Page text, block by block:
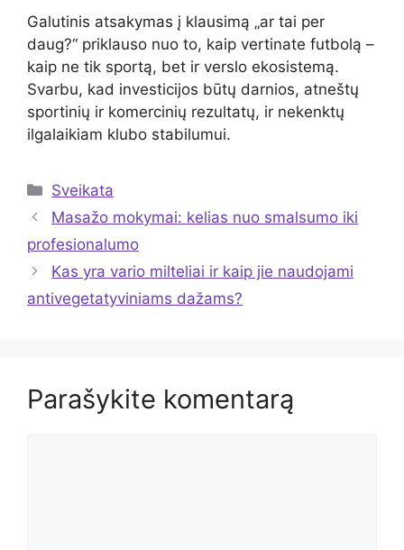
Galutinis atsakymas į klausimą „ar tai per
daug?“ priklauso nuo to, kaip vertinate futbolą –
kaip ne tik sportą, bet ir verslo ekosistemą.
Svarbu, kad investicijos būtų darnios, atneštų
sportinių ir komercinių rezultatų, ir nekenktų
ilgalaikiam klubo stabilumui.
Kategorijos
Sveikata
Masažo mokymai: kelias nuo smalsumo iki
profesionalumo
Kas yra vario milteliai ir kaip jie naudojami
antivegetatyviniams dažams?
Parašykite komentarą